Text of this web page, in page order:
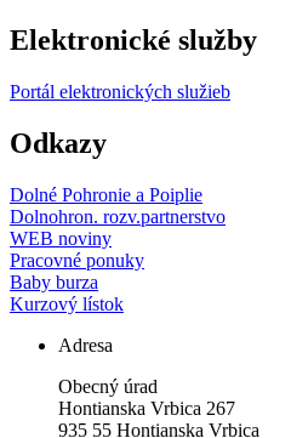
Elektronické služby
Portál elektronických služieb
Odkazy
Dolné Pohronie a Poiplie
Dolnohron. rozv.partnerstvo
WEB noviny
Pracovné ponuky
Baby burza
Kurzový lístok
Adresa
Obecný úrad
Hontianska Vrbica 267
935 55 Hontianska Vrbica